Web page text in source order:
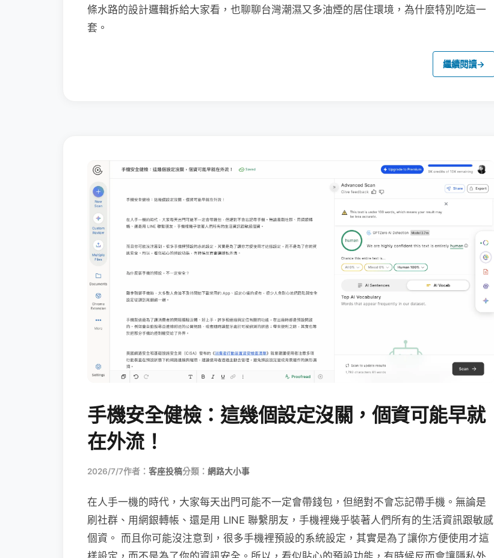
條水路的設計邏輯拆給大家看，也聊聊台灣潮濕又多油煙的居住環境，為什麼特別吃這一
套。
繼續閱讀→
手機安全健檢：這幾個設定沒關，個資可能早就
在外流！
2026/7/7作者： 客座投稿分類： 網路大小事
在人手一機的時代，大家每天出門可能不一定會帶錢包，但絕對不會忘記帶手機。無論是
刷社群、用網銀轉帳、還是用 LINE 聯繫朋友，手機裡幾乎裝著人們所有的生活資訊跟敏感
個資。 而且你可能沒注意到，很多手機裡預設的系統設定，其實是為了讓你方便使用才這